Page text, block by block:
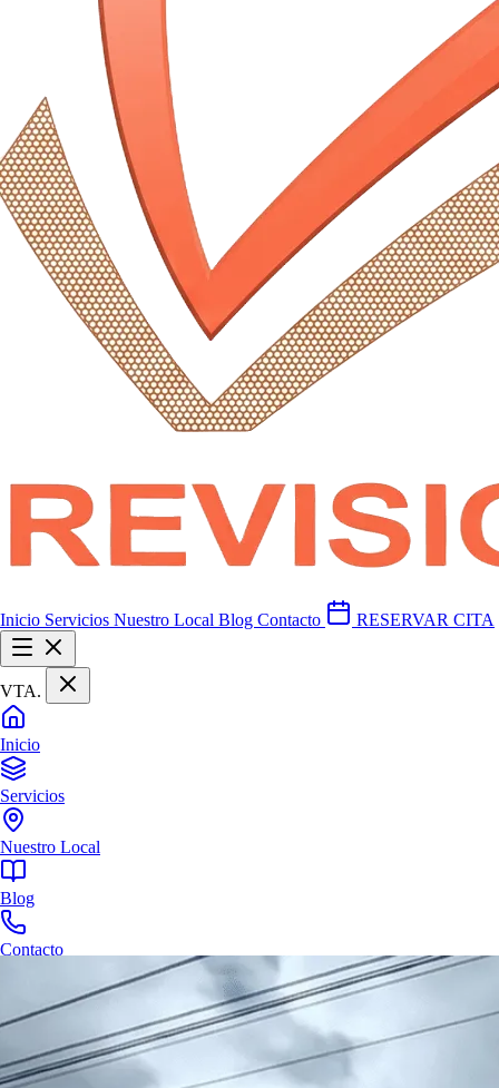
Inicio Servicios Nuestro Local Blog Contacto RESERVAR CITA
VTA.
Inicio
Servicios
Nuestro Local
Blog
Contacto
RESERVAR CITA
Revisiones Técnicas Huancayo